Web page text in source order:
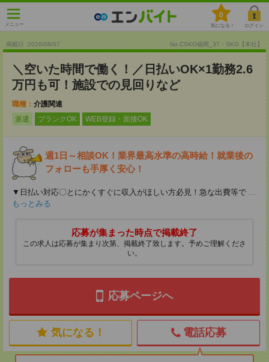
メニュー
0
気になる！ ログイン
掲載日 :2026/08/07 No.CSKO福岡_37・SKG【本社】
＼空いた時間で働く！／日払いOK×1勤務2.6
万円も可！施設での見回りなど
職種： 介護関連
派遣
ブランクOK WEB登録・面接OK
週1日～相談OK！業界最高水準の高時給！就業後の
フォローも手厚く安心！
▼日払い対応〇とにかくすぐに収入がほしい方必見！急な出費等で ...
もっとみる
応募が集まった時点で掲載終了
この求人は応募が集まり次第、掲載終了致します。予めご理解くださ
い。
応募ページへ
気になる！ 電話応募